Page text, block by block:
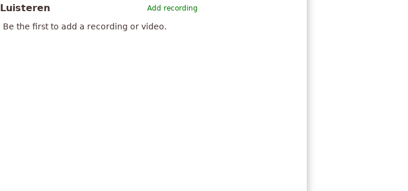
Add recording
Luisteren
Be the first to add a recording or video.